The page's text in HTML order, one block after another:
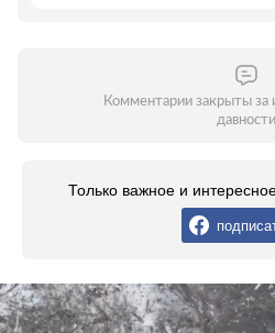
Комментарии закрыты за
давности
Только важное и